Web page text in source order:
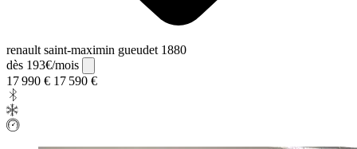
renault saint-maximin gueudet 1880
dès 193€/mois
17 990 € 17 590 €